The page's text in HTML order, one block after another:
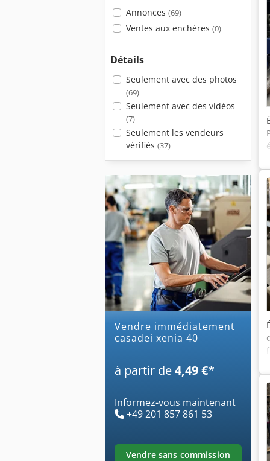
Annonces (69)
Ventes aux enchères (0)
Détails
Seulement avec des photos
(69)
Seulement avec des vidéos
(7)
Seulement les vendeurs
vérifiés (37)
Vendre immédiatement
casadei xenia 40
à partir de4,49 €*
Informez-vous maintenant
+49 201 857 861 53
vendre sans commission